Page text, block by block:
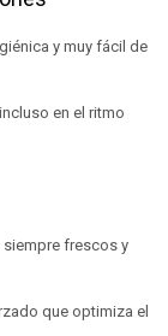
y muy fácil de
en el ritmo
frescos y
que optimiza el